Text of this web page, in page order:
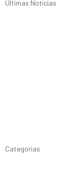
Últimas Noticias
Categorias